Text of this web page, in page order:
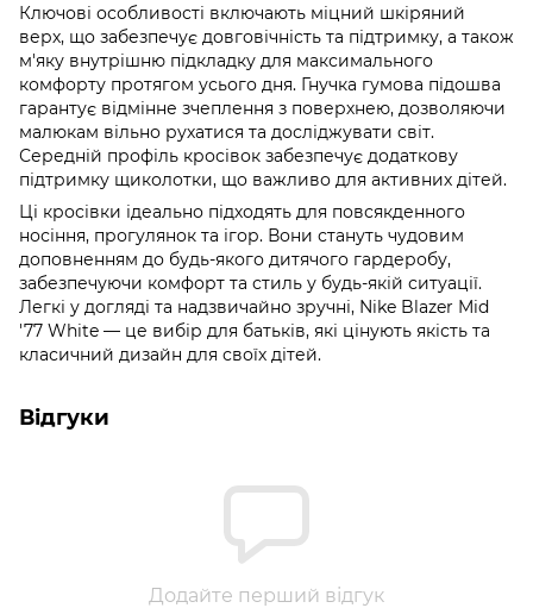
Ключові особливості включають міцний шкіряний
верх, що забезпечує довговічність та підтримку, а також
м'яку внутрішню підкладку для максимального
комфорту протягом усього дня. Гнучка гумова підошва
гарантує відмінне зчеплення з поверхнею, дозволяючи
малюкам вільно рухатися та досліджувати світ.
Середній профіль кросівок забезпечує додаткову
підтримку щиколотки, що важливо для активних дітей.
Ці кросівки ідеально підходять для повсякденного
носіння, прогулянок та ігор. Вони стануть чудовим
доповненням до будь-якого дитячого гардеробу,
забезпечуючи комфорт та стиль у будь-якій ситуації.
Легкі у догляді та надзвичайно зручні, Nike Blazer Mid
'77 White — це вибір для батьків, які цінують якість та
класичний дизайн для своїх дітей.
Відгуки
Додайте перший відгук